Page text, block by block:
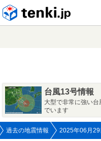
台風13号情報
大型で非常に強い
でいます
過去の地震情報 2025年06月29